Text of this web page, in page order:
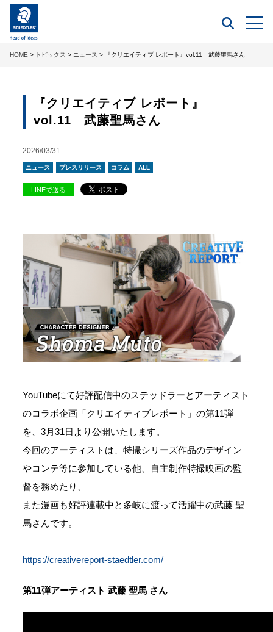
HOME > トピックス > ニュース > 『クリエイティブ レポート』vol.11 武藤聖馬さん
『クリエイティブ レポート』
vol.11 武藤聖馬さん
2026/03/31
ニュース プレスリリース コラム ALL
LINEで送る
YouTubeにて好評配信中のステッドラーとアーティスト
のコラボ企画「クリエイティブレポート」の第11弾
を、3月31日より公開いたします。
今回のアーティストは、特撮シリーズ作品のデザイン
やコンテ等に参加している他、自主制作特撮映画の監
督を務めたり、
また漫画も好評連載中と多岐に渡って活躍中の武藤 聖
馬さんです。
https://creativereport-staedtler.com/
第11弾アーティスト 武藤 聖馬 さん